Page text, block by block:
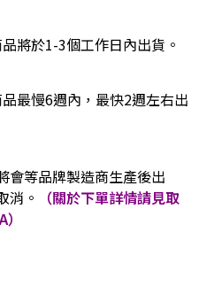
將於1-3個工作日內出貨。
最慢6週內，最快2週左右出
等品牌製造商生產後出
消。
（關於下單詳情請見取